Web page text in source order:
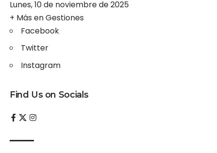
Lunes, 10 de noviembre de 2025
+ Más enGestiones
Facebook
Twitter
Instagram
Find Us on Socials